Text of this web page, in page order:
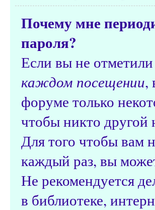
Почему мне
пароля?
Если вы не
каждом посещении,
форуме только
чтобы никто другой
Для того чтобы вам
каждый раз, вы
Не рекомендуется
в библиотеке,